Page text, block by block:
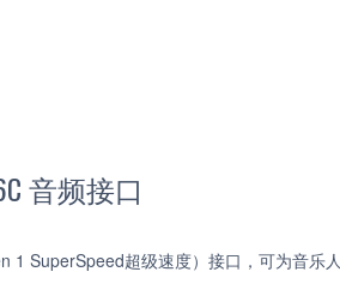
音频接口
1 SuperSpeed超级速度）接口，可为音乐